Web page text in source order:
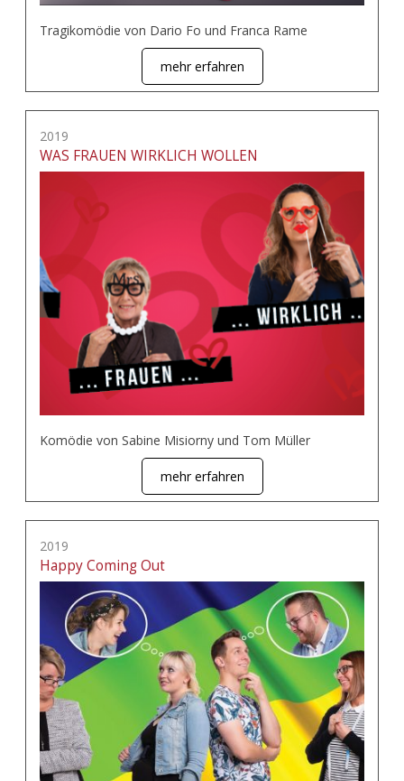
Tragikomödie von Dario Fo und Franca Rame
mehr erfahren
2019
WAS FRAUEN WIRKLICH WOLLEN
Komödie von Sabine Misiorny und Tom Müller
mehr erfahren
2019
Happy Coming Out